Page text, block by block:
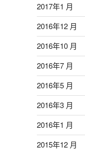
2017年1 月
2016年12 月
2016年10 月
2016年7 月
2016年5 月
2016年3 月
2016年1 月
2015年12 月